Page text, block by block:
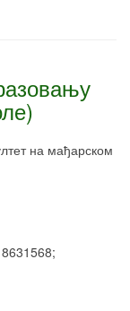
на мађарском